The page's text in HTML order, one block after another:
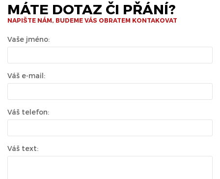
MÁTE DOTAZ ČI PŘÁNÍ?
NAPIŠTE NÁM, BUDEME VÁS OBRATEM KONTAKOVAT
Vaše jméno:
Váš e-mail:
Váš telefon:
Váš text: